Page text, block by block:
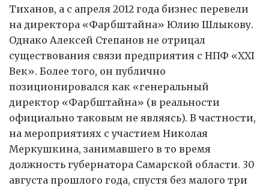
Тиханов, а с апреля 2012 года бизнес перевели
на директора «Фарбштайна» Юлию Шлыкову.
Однако Алексей Степанов не отрицал
существования связи предприятия с НПФ «XXI
Век». Более того, он публично
позиционировался как «генеральный
директор «Фарбштайна» (в реальности
официально таковым не являясь). В частности,
на мероприятиях с участием Николая
Меркушкина, занимавшего в то время
должность губернатора Самарской области. 30
августа прошлого года, спустя без малого три